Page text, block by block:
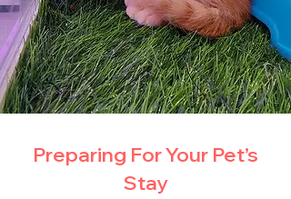
Preparing For Your Pet’s
Stay